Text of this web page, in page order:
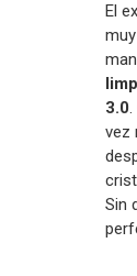
El
3.0.
vez
Sin